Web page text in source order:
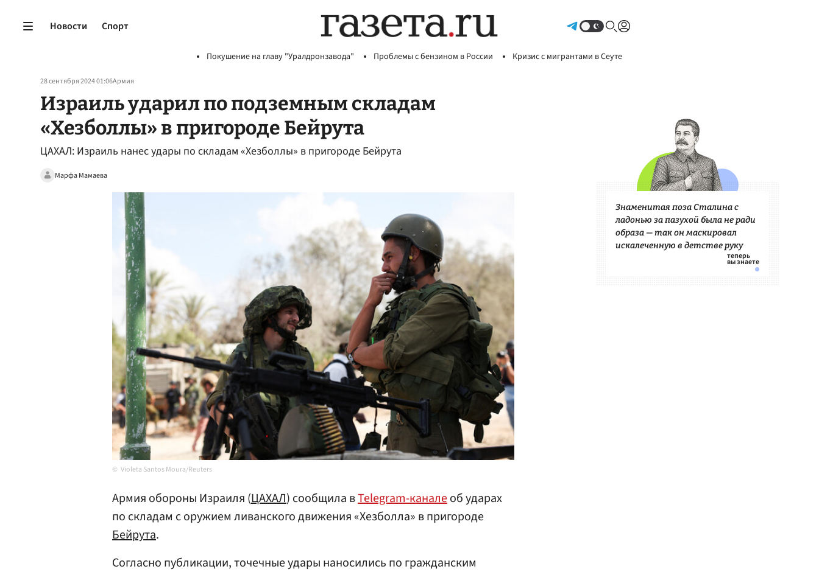
Новости Спорт
Покушение на главу "Уралдронзавода" Проблемы с бензином в России Кризис с мигрантами в Сеуте
28 сентября 2024 01:06Армия
Израиль ударил по подземным складам
«Хезболлы» в пригороде Бейрута
ЦАХАЛ: Израиль нанес удары по складам «Хезболлы» в пригороде Бейрута
Марфа Мамаева
Violeta Santos Moura/Reuters
Армия обороны Израиля (ЦАХАЛ) сообщила вTelegram-каналеоб ударах
по складам с оружием ливанского движения «Хезболла» в пригороде
Бейрута.
Согласно публикации, точечные удары наносились по гражданским
Знаменитая поза Сталина с
ладонью за пазухой была не ради
образа — так он маскировал
искалеченную в детстве руку